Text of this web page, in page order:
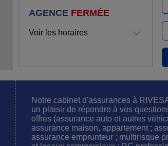
AGENCE FERMÉE
Voir les horaires
Notre cabinet d'assurances à
un plaisir de répondre à vos
offres (assurance auto et autres
assurance maison, appartement ;
assurance emprunteur ; multirisque